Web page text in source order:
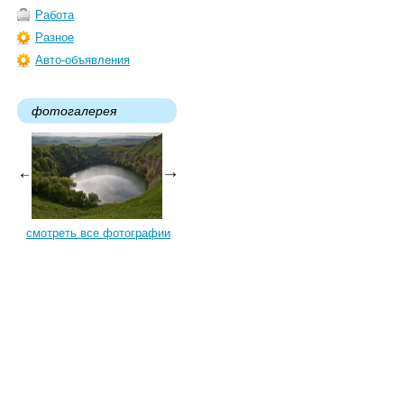
Работа
Разное
Авто-объявления
фотогалерея
смотреть все фотографии